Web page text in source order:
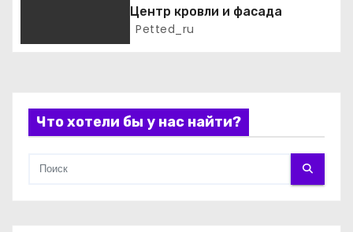
и
я
м
Центр кровли и фасада
Petted_ru
Что хотели бы у нас найти?